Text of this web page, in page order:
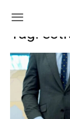
Tags
Tag: